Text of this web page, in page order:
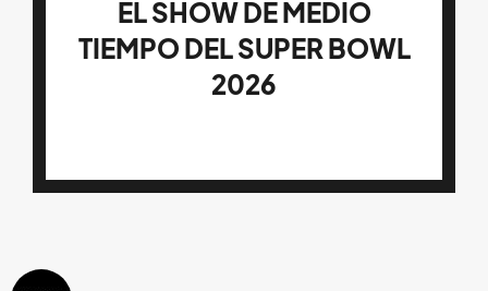
EL SHOW DE MEDIO
TIEMPO DEL SUPER BOWL
2026